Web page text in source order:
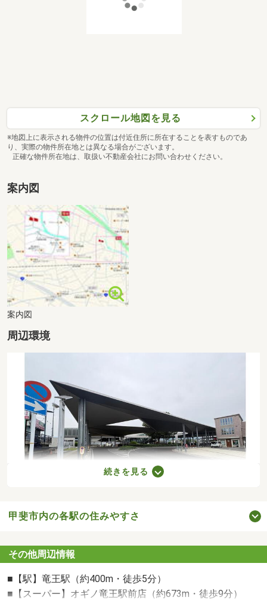
スクロール地図を見る
※地図上に表示される物件の位置は付近住所に所在することを表すものであ
り、実際の物件所在地とは異なる場合がございます。
正確な物件所在地は、取扱い不動産会社にお問い合わせください。
案内図
案内図
周辺環境
続きを見る
甲斐市内の各駅の住みやすさ
その他周辺情報
■【駅】竜王駅（約400m・徒歩5分）
■【スーパー】オギノ竜王駅前店（約673m・徒歩9分）